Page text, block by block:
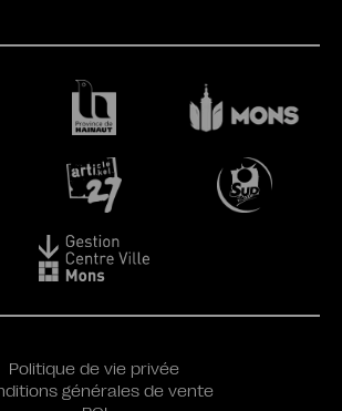
Politique de vie privée
générales de vente